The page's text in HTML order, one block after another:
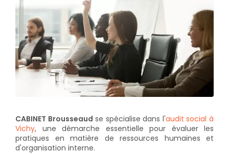
CABINET Brousseaud se spécialise dans l'audit social à
Vichy, une démarche essentielle pour évaluer les
pratiques en matière de ressources humaines et
d'organisation interne.